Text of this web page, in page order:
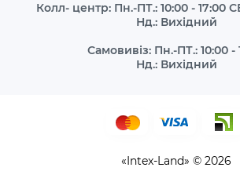
Колл- центр: Пн.-ПТ.: 10:00 - 17:00
Нд.: Вихідний
Самовивіз: Пн.-ПТ.: 10:00 -
Нд.: Вихідний
«Intex-Land» © 2026